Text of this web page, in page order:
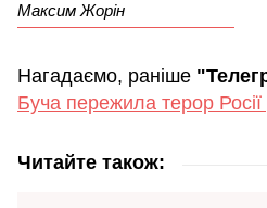
Максим Жорін
Нагадаємо, раніше
Буча пережила терор
Читайте також: